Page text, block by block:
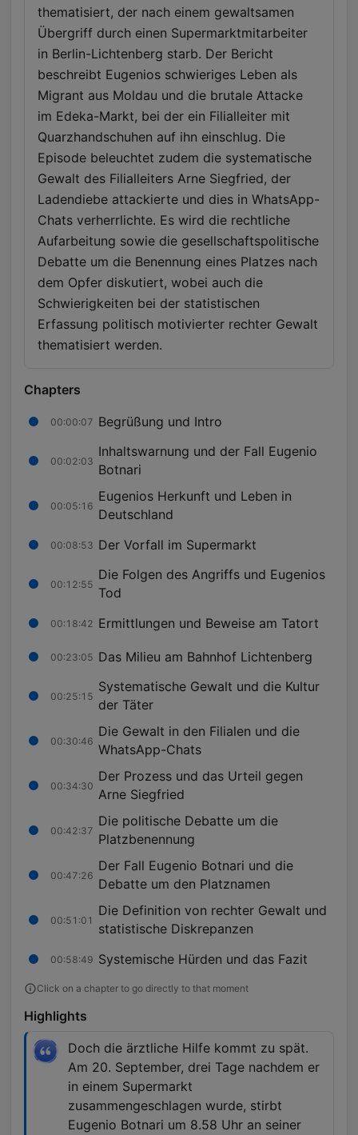
thematisiert, der nach einem gewaltsamen
Übergriff durch einen Supermarktmitarbeiter
in Berlin-Lichtenberg starb. Der Bericht
beschreibt Eugenios schwieriges Leben als
Migrant aus Moldau und die brutale Attacke
im Edeka-Markt, bei der ein Filialleiter mit
Quarzhandschuhen auf ihn einschlug. Die
Episode beleuchtet zudem die systematische
Gewalt des Filialleiters Arne Siegfried, der
Ladendiebe attackierte und dies in WhatsApp-
Chats verherrlichte. Es wird die rechtliche
Aufarbeitung sowie die gesellschaftspolitische
Debatte um die Benennung eines Platzes nach
dem Opfer diskutiert, wobei auch die
Schwierigkeiten bei der statistischen
Erfassung politisch motivierter rechter Gewalt
thematisiert werden.
Chapters
00:00:07 Begrüßung und Intro
00:02:03
Inhaltswarnung und der Fall Eugenio
Botnari
00:05:16
Eugenios Herkunft und Leben in
Deutschland
00:08:53 Der Vorfall im Supermarkt
00:12:55
Die Folgen des Angriffs und Eugenios
Tod
00:18:42 Ermittlungen und Beweise am Tatort
00:23:05 Das Milieu am Bahnhof Lichtenberg
00:25:15
Systematische Gewalt und die Kultur
der Täter
00:30:46
Die Gewalt in den Filialen und die
WhatsApp-Chats
00:34:30
Der Prozess und das Urteil gegen
Arne Siegfried
00:42:37
Die politische Debatte um die
Platzbenennung
00:47:26
Der Fall Eugenio Botnari und die
Debatte um den Platznamen
00:51:01
Die Definition von rechter Gewalt und
statistische Diskrepanzen
00:58:49 Systemische Hürden und das Fazit
Click on a chapter to go directly to that moment
Highlights
Doch die ärztliche Hilfe kommt zu spät.
Am 20. September, drei Tage nachdem er
in einem Supermarkt
zusammengeschlagen wurde, stirbt
Eugenio Botnari um 8.58 Uhr an seiner